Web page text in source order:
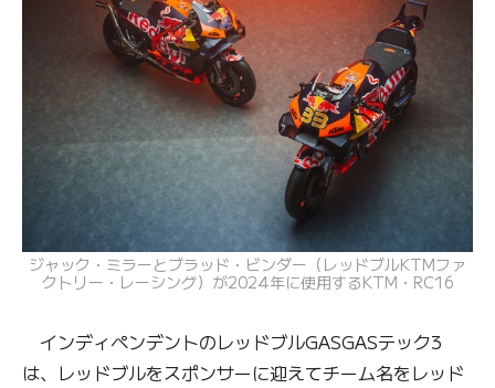
ジャック・ミラーとブラッド・ビンダー（レッドブルKTMファ
クトリー・レーシング）が2024年に使用するKTM・RC16
インディペンデントのレッドブルGASGASテック3
は、レッドブルをスポンサーに迎えてチーム名をレッド